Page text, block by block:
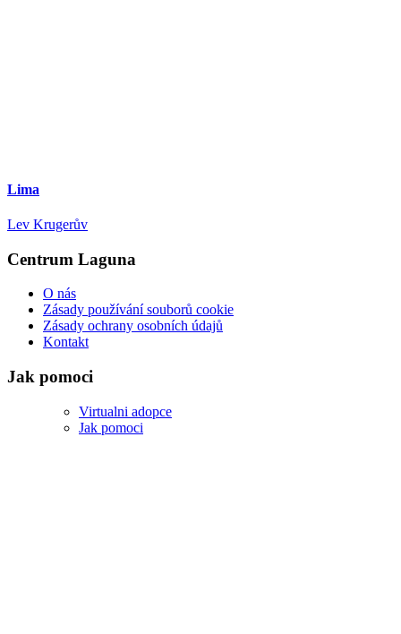
Lima
Lev Krugerův
Centrum Laguna
O nás
Zásady používání souborů cookie
Zásady ochrany osobních údajů
Kontakt
Jak pomoci
Virtualni adopce
Jak pomoci